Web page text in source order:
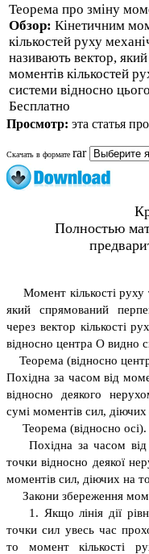
Теорема про зміну
Обзор: Кінетичним
кількостей руху
називають вектор,
моментів кількостей
системи відносно
Бесплатно
Просмотр: эта статья
Скачать в формате rar
Полностью
Момент кількості
який спрямований
через вектор кількості
відносно центра О видно
Теорема (відносно
Похідна за часом від
відносно деякого
сумі моментів сил,
Теорема (відносно осі).
Похідна за часом від
точки відносно деякої
моментів сил, діючих на
Закони збереження
1. Якщо лінія дії
точки сил увесь час
то момент кількості